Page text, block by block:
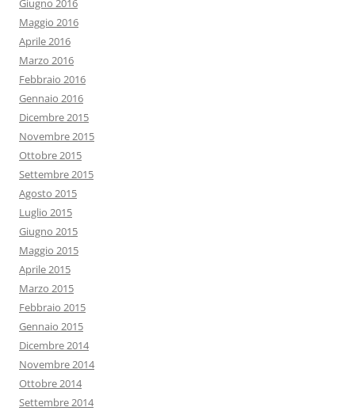
Giugno 2016
Maggio 2016
Aprile 2016
Marzo 2016
Febbraio 2016
Gennaio 2016
Dicembre 2015
Novembre 2015
Ottobre 2015
Settembre 2015
Agosto 2015
Luglio 2015
Giugno 2015
Maggio 2015
Aprile 2015
Marzo 2015
Febbraio 2015
Gennaio 2015
Dicembre 2014
Novembre 2014
Ottobre 2014
Settembre 2014